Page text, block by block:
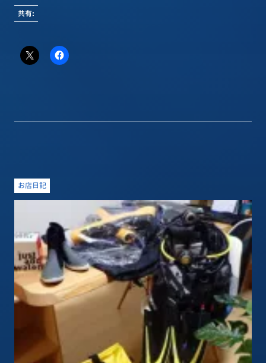
共有:
お店日記